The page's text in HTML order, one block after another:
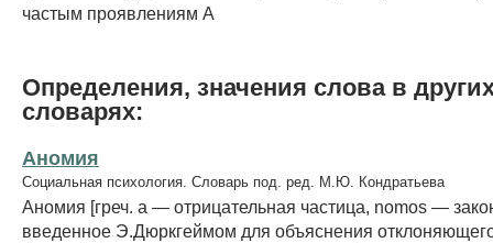
частым проявлениям А
Определения, значения слова в
словарях:
Аномия
Социальная психология. Словарь под. ред. М.Ю. Кондратьева
Аномия [греч. a — отрицательная частица, nomos —
введенное Э.Дюркгеймом для объяснения